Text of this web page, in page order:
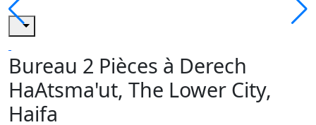
Bureau 2 Pièces à Derech
HaAtsma'ut, The Lower City,
Haifa